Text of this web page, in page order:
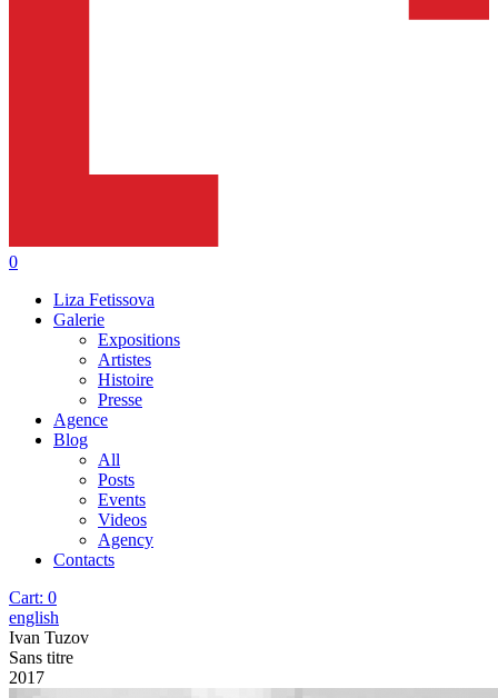
0
Liza Fetissova
Galerie
Expositions
Artistes
Histoire
Presse
Agence
Blog
All
Posts
Events
Videos
Agency
Contacts
Cart: 0
english
Ivan Tuzov
Sans titre
2017